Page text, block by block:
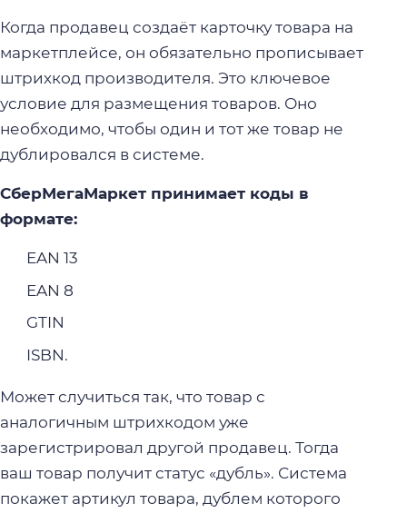
Когда продавец создаёт карточку товара на
маркетплейсе, он обязательно прописывает
штрихкод производителя. Это ключевое
условие для размещения товаров. Оно
необходимо, чтобы один и тот же товар не
дублировался в системе.
СберМегаМаркет принимает коды в
формате:
EAN 13
EAN 8
GTIN
ISBN.
Может случиться так, что товар с
аналогичным штрихкодом уже
зарегистрировал другой продавец. Тогда
ваш товар получит статус «дубль». Система
покажет артикул товара, дублем которого